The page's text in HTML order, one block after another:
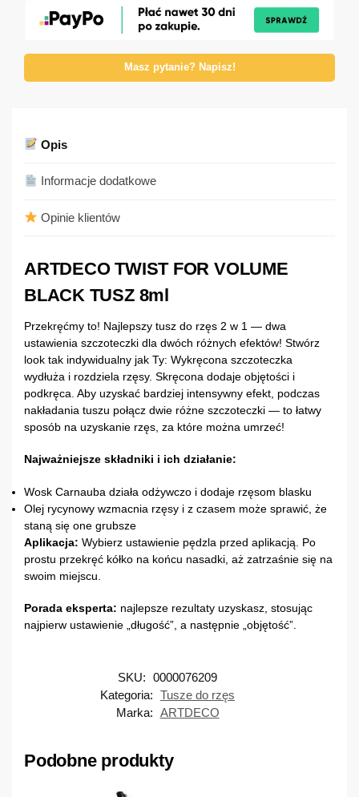
Masz pytanie? Napisz!
Opis
Informacje dodatkowe
Opinie klientów
ARTDECO TWIST FOR VOLUME
BLACK TUSZ 8ml
Przekręćmy to! Najlepszy tusz do rzęs 2 w 1 — dwa
ustawienia szczoteczki dla dwóch różnych efektów! Stwórz
look tak indywidualny jak Ty: Wykręcona szczoteczka
wydłuża i rozdziela rzęsy. Skręcona dodaje objętości i
podkręca. Aby uzyskać bardziej intensywny efekt, podczas
nakładania tuszu połącz dwie różne szczoteczki — to łatwy
sposób na uzyskanie rzęs, za które można umrzeć!
Najważniejsze składniki i ich działanie:
Wosk Carnauba działa odżywczo i dodaje rzęsom blasku
Olej rycynowy wzmacnia rzęsy i z czasem może sprawić, że
staną się one grubsze
Aplikacja: Wybierz ustawienie pędzla przed aplikacją. Po
prostu przekręć kółko na końcu nasadki, aż zatrzaśnie się na
swoim miejscu.
Porada eksperta: najlepsze rezultaty uzyskasz, stosując
najpierw ustawienie „długość”, a następnie „objętość”.
SKU: 0000076209
Kategoria: Tusze do rzęs
Marka: ARTDECO
Podobne produkty